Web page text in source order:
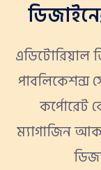
এডিটোরিয়াল
পাবলিকেশন্স
কর্পোরেট
ম্যাগাজিন